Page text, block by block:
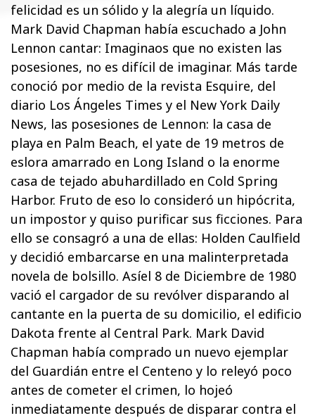
felicidad es un sólido y la alegría un líquido.
Mark David Chapman había escuchado a John
Lennon cantar: Imaginaos que no existen las
posesiones, no es difícil de imaginar. Más tarde
conoció por medio de la revista Esquire, del
diario Los Ángeles Times y el New York Daily
News, las posesiones de Lennon: la casa de
playa en Palm Beach, el yate de 19 metros de
eslora amarrado en Long Island o la enorme
casa de tejado abuhardillado en Cold Spring
Harbor. Fruto de eso lo consideró un hipócrita,
un impostor y quiso purificar sus ficciones. Para
ello se consagró a una de ellas: Holden Caulfield
y decidió embarcarse en una malinterpretada
novela de bolsillo. Asíel 8 de Diciembre de 1980
vació el cargador de su revólver disparando al
cantante en la puerta de su domicilio, el edificio
Dakota frente al Central Park. Mark David
Chapman había comprado un nuevo ejemplar
del Guardián entre el Centeno y lo releyó poco
antes de cometer el crimen, lo hojeó
inmediatamente después de disparar contra el